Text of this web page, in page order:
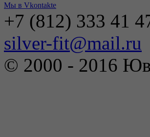
Мы в Vkontakte
+7 (812) 333 41
silver-fit@mail.ru
© 2000 - 2016